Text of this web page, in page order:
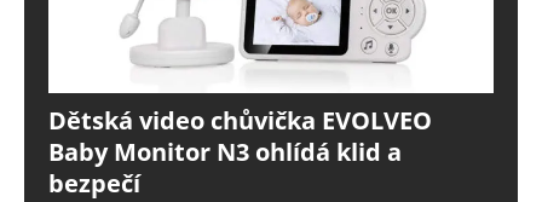
Dětská video chůvička EVOLVEO
Baby Monitor N3 ohlídá klid a
bezpečí